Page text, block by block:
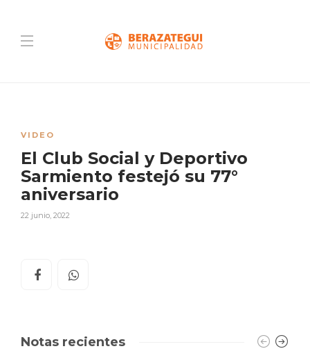
VIDEO
El Club Social y Deportivo
Sarmiento festejó su 77°
aniversario
22 junio, 2022
Notas recientes